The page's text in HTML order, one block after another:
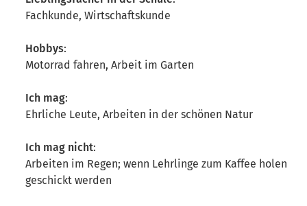
Fachkunde, Wirtschaftskunde
Hobbys:
Motorrad fahren, Arbeit im Garten
Ich mag:
Ehrliche Leute, Arbeiten in der schönen Natur
Ich mag nicht:
Arbeiten im Regen; wenn Lehrlinge zum Kaffee holen
geschickt werden